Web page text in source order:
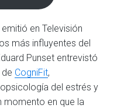
en Televisión
más influyentes del
Punset entrevistó
CogniFit,
del estrés y
momento en que la